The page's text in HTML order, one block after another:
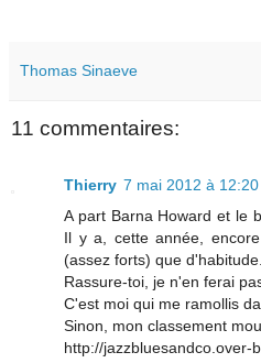
Thomas Sinaeve
11 commentaires:
Thierry 7 mai 2012 à 12:20
A part Barna Howard et le
Il y a, cette année,
(assez forts) que d'habitude.
Rassure-toi, je n'en ferai
C'est moi qui me ramollis
Sinon, mon classement
http://jazzbluesandco.over-